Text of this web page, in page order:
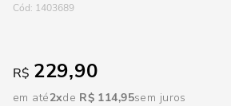
: 1403689
R$ 229,90
em até2 R$ 114,95sem juros